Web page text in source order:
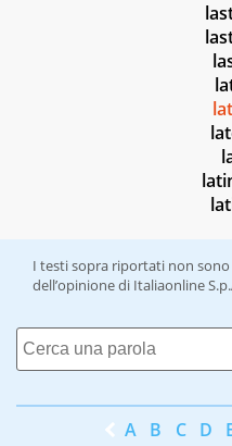
I testi sopra riportati non
dell’opinione di Italiaonline
A B C D